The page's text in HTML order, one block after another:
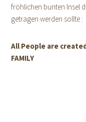
fröhlichen bunten Insel
getragen werden sollte :
All People are
FAMILY